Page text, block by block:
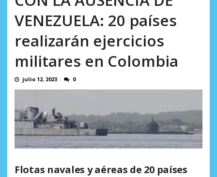
VENEZUELA: 20 países
realizarán ejercicios
militares en Colombia
julio 12, 2023 0
Flotas navales y aéreas de 20 países